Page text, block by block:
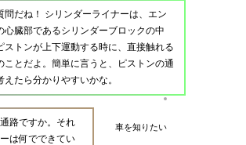
問だね！ シリンダーライナーは、エン
心臓部であるシリンダーブロックの中
ストンが上下運動する時に、直接触れる
ことだよ。簡単に言うと、ピストンの通
えたら分かりやすいかな。
車を知りたい
路ですか。それ
は何でできてい